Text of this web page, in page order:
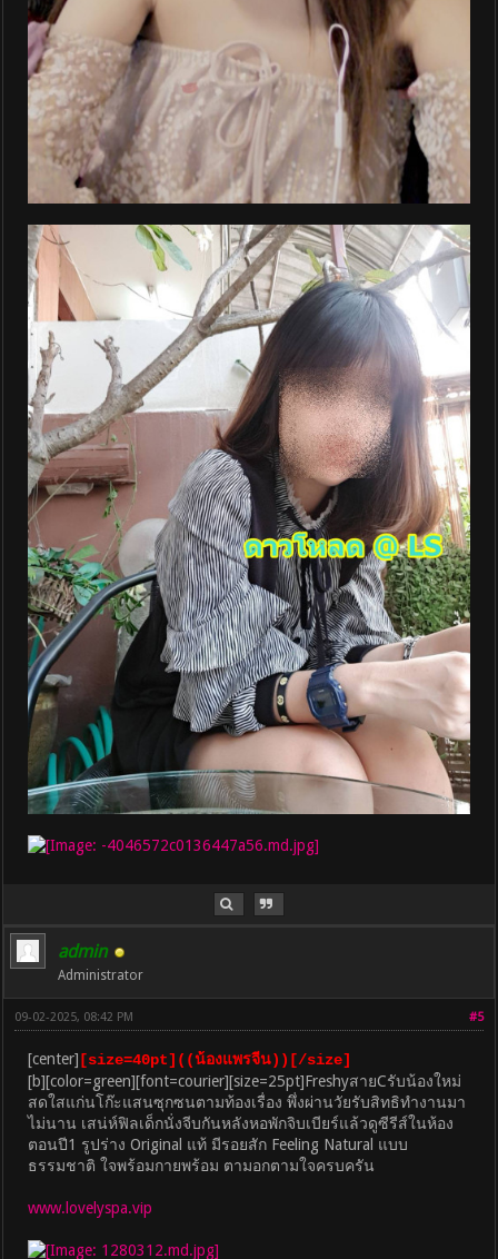
admin
Administrator
#5
09-02-2025, 08:42 PM
[center] [size=40pt]((น้องแพรจีน))[/size]
[b][color=green][font=courier][size=25pt]FreshyสายCรับน้องใหม่
สดใสแก่นโก๊ะแสนซุกซนตามท้องเรื่อง พึ่งผ่านวัยรับสิทธิทำงานมา
ไม่นาน เสน่ห์ฟิลเด็กนั่งจีบกันหลังหอพักจิบเบียร์แล้วดูซีรีส์ในห้อง
ตอนปี1 รูปร่าง Original แท้ มีรอยสัก Feeling Natural แบบ
ธรรมชาติ ใจพร้อมกายพร้อม ตามอกตามใจครบครัน
www.lovelyspa.vip